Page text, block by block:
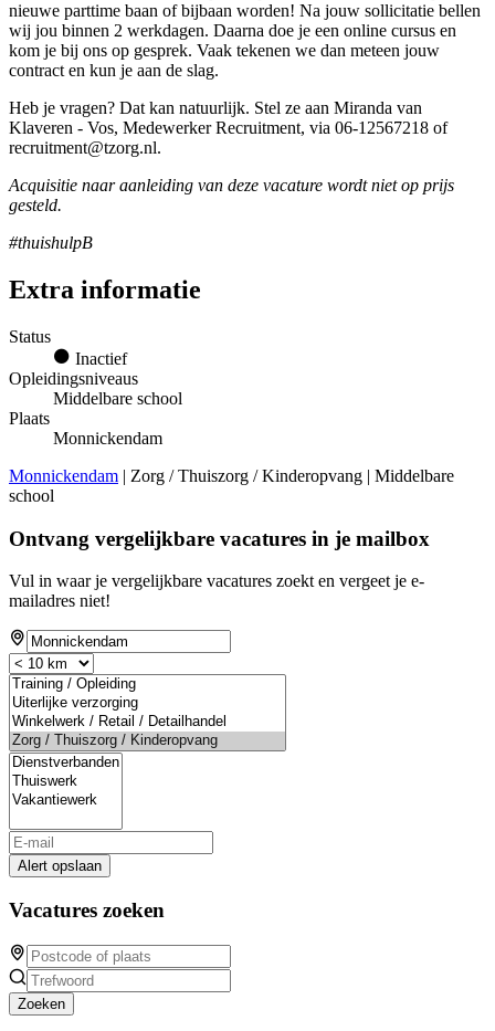
nieuwe parttime baan of bijbaan worden! Na jouw sollicitatie bellen
wij jou binnen 2 werkdagen. Daarna doe je een online cursus en
kom je bij ons op gesprek. Vaak tekenen we dan meteen jouw
contract en kun je aan de slag.
Heb je vragen? Dat kan natuurlijk. Stel ze aan Miranda van
Klaveren - Vos, Medewerker Recruitment, via 06-12567218 of
recruitment@tzorg.nl.
Acquisitie naar aanleiding van deze vacature wordt niet op prijs
gesteld.
#thuishulpB
Extra informatie
Status
Inactief
Opleidingsniveaus
Middelbare school
Plaats
Monnickendam
Monnickendam | Zorg / Thuiszorg / Kinderopvang | Middelbare
school
Ontvang vergelijkbare vacatures in je mailbox
Vul in waar je vergelijkbare vacatures zoekt en vergeet je e-
mailadres niet!
Alert opslaan
Vacatures zoeken
Zoeken